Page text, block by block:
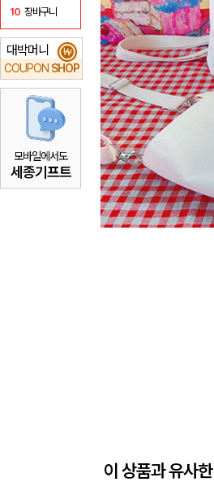
10 장바구니
대박머니
COUPON SHOP
₩
모바일에서도
세종기프트
이 상품과 유사한